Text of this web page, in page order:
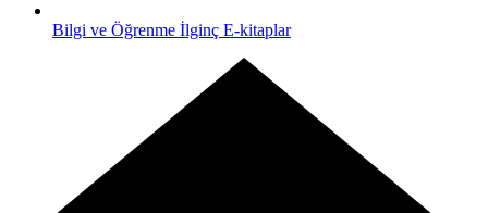
Bilgi ve Öğrenme İlginç E-kitaplar